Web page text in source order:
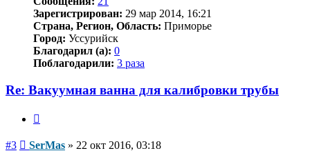
Зарегистрирован: 29 мар 2014, 16:21
Страна, Регион, Область: Приморье
Город: Уссурийск
Благодарил (а): 0
Поблагодарили: 3 раза
Re: Вакуумная ванна для калибровки трубы
#3 Сообщение
SerMas » 22 окт 2016, 03:18